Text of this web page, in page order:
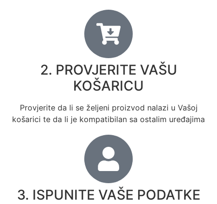
2. PROVJERITE VAŠU
KOŠARICU
Provjerite da li se željeni proizvod nalazi u Vašoj
košarici te da li je kompatibilan sa ostalim uređajima
3. ISPUNITE VAŠE PODATKE